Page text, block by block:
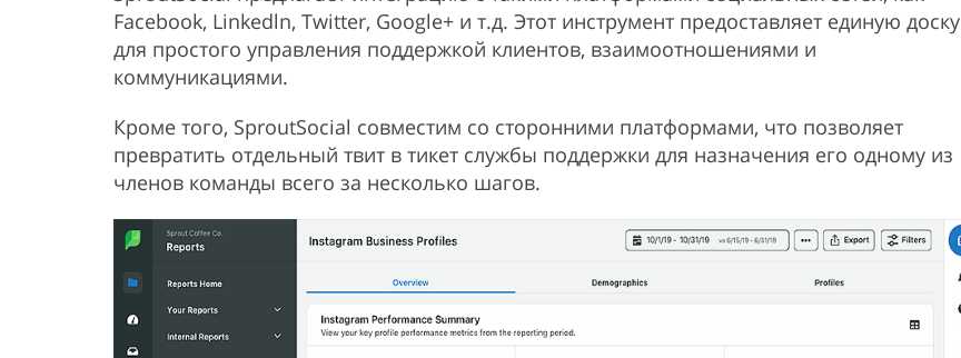
Facebook, Linkedln, Twitter, Google+ и т.д. Этот инструмент предоставляет единую доску
для простого управления поддержкой клиентов, взаимоотношениями и
коммуникациями.
Кроме того, SproutSocial совместим со сторонними платформами, что позволяет
превратить отдельный твит в тикет службы поддержки для назначения его одному из
членов команды всего за несколько шагов.